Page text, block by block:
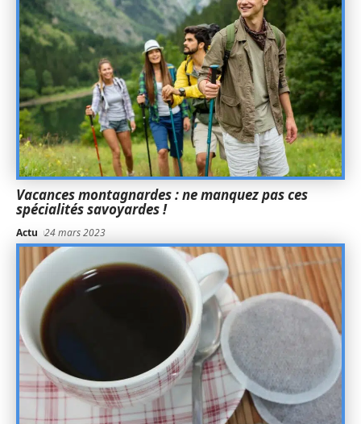
Vacances montagnardes : ne manquez pas ces
spécialités savoyardes !
Actu 24 mars 2023